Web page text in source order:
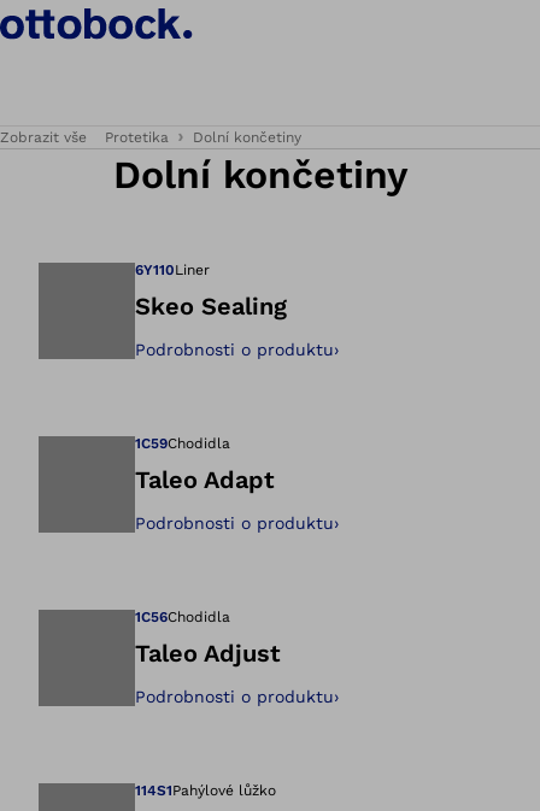
Zobrazit vše Protetika Dolní končetiny
Dolní končetiny
6Y110Liner
Skeo Sealing
Podrobnosti o produktu›
1C59Chodidla
Taleo Adapt
Podrobnosti o produktu›
1C56Chodidla
Taleo Adjust
Podrobnosti o produktu›
114S1Pahýlové lůžko